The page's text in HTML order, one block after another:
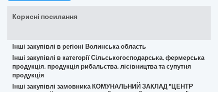
Корисні посилання
Інші закупівлі в регіоні Волинська область
Інші закупівлі в категорії Сільськогосподарська, фермерська
продукція, продукція рибальства, лісівництва та супутня
продукція
Інші закупівлі замовника КОМУНАЛЬНИЙ ЗАКЛАД "ЦЕНТР